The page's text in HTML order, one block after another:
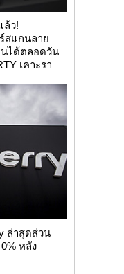
ล้ว!
สแกนลาย
ได้ตลอดวัน
เคาะรา
ล่าสุดส่วน
หลัง